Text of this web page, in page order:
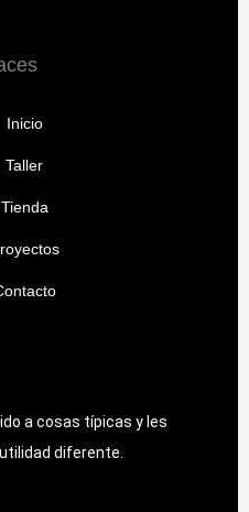
Inicio
Taller
Tienda
a cosas típicas y les
diferente.